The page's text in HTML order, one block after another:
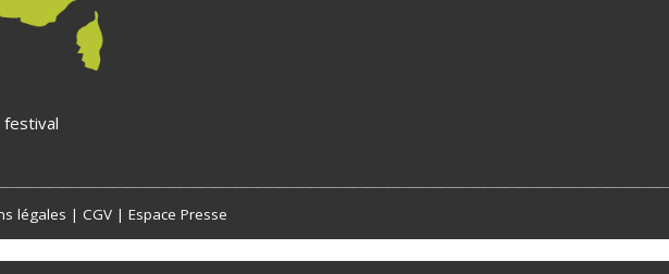
festival
légales | CGV | Espace Presse